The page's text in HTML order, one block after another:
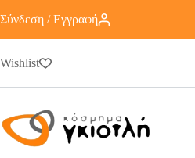
Σύνδεση / Εγγραφή
Wishlist